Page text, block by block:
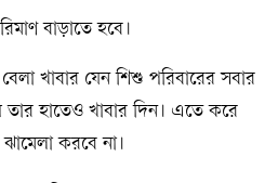
বাড়াতে হবে।
খাবার যেন শিশু পরিবারের সবার
তার হাতেও খাবার দিন। এতে করে
করবে না।